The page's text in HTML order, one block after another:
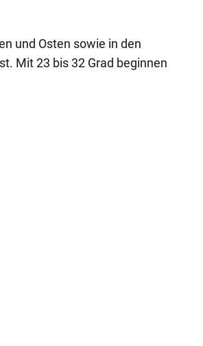
und Osten sowie in den
Mit 23 bis 32 Grad beginnen